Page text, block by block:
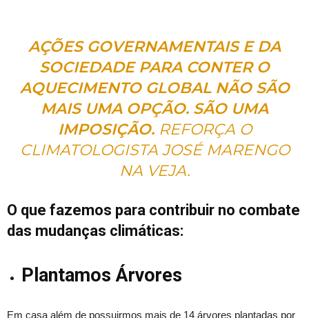
AÇÕES GOVERNAMENTAIS E DA
SOCIEDADE PARA CONTER O
AQUECIMENTO GLOBAL NÃO SÃO
MAIS UMA OPÇÃO. SÃO UMA
IMPOSIÇÃO.REFORÇA O
CLIMATOLOGISTA JOSÉ MARENGO
NA VEJA.
O que fazemos para contribuir no combate
das mudanças climáticas:
Plantamos Árvores
Em casa além de possuirmos mais de 14 árvores plantadas por